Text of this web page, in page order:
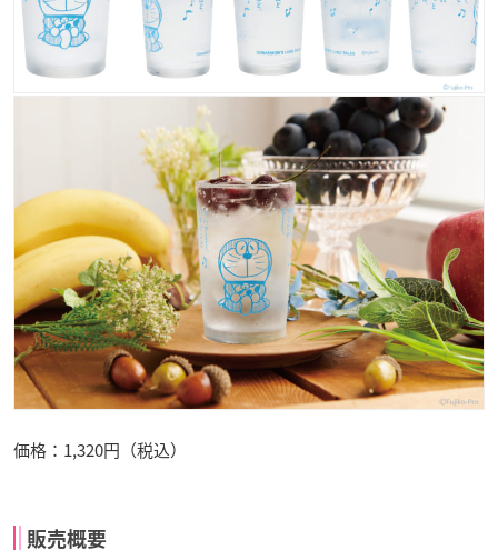
価格：1,320円（税込）
販売概要